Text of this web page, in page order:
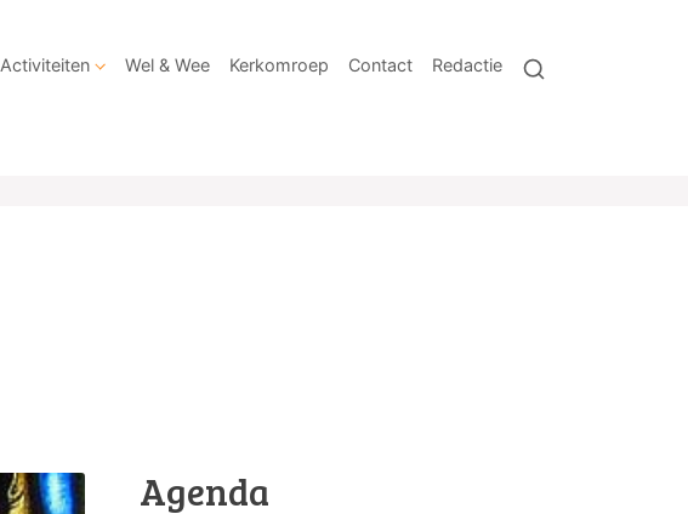
Activiteiten Wel & Wee Kerkomroep Contact Redactie
Agenda